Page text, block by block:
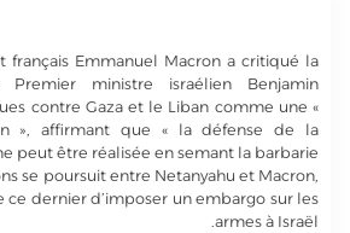
français Emmanuel Macron a critiqué la
ministre israélien Benjamin
contre Gaza et le Liban comme une «
», affirmant que « la défense de la
peut être réalisée en semant la barbarie ».
se poursuit entre Netanyahu et Macron,
dernier d’imposer un embargo sur les
armes à Israël.